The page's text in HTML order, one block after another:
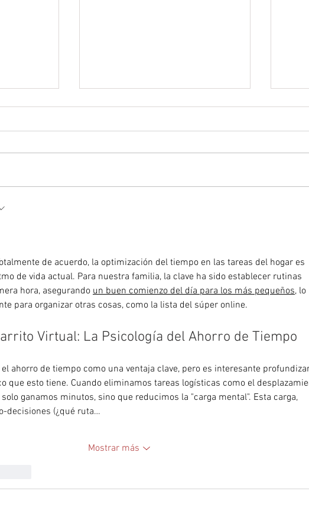
dar en
de acuerdo, la optimización del tiempo en las tareas del hogar es
de vida actual. Para nuestra familia, la clave ha sido establecer rutinas
hora, asegurando un buen comienzo del día para los más pequeños, lo
para organizar otras cosas, como la lista del súper online.
Virtual: La Psicología del Ahorro de Tiempo
ahorro de tiempo como una ventaja clave, pero es interesante
que esto tiene. Cuando eliminamos tareas logísticas como el
ganamos minutos, sino que reducimos la "carga mental". Esta carga,
decisiones (¿qué ruta…
Mostrar más